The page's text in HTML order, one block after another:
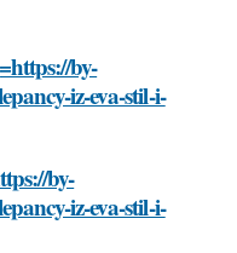
by-
iz-eva-stil-i-
by-
iz-eva-stil-i-